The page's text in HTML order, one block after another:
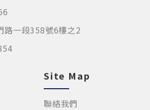
路一段358號6樓之2
Site Map
聯絡我們